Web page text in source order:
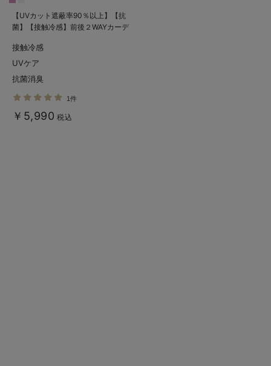
【UVカット遮蔽率90％以上】【抗
菌】【接触冷感】前後２WAYカーデ
後も長く使える】
接触冷感
UVケア
抗菌消臭
1件
￥5,990 税込